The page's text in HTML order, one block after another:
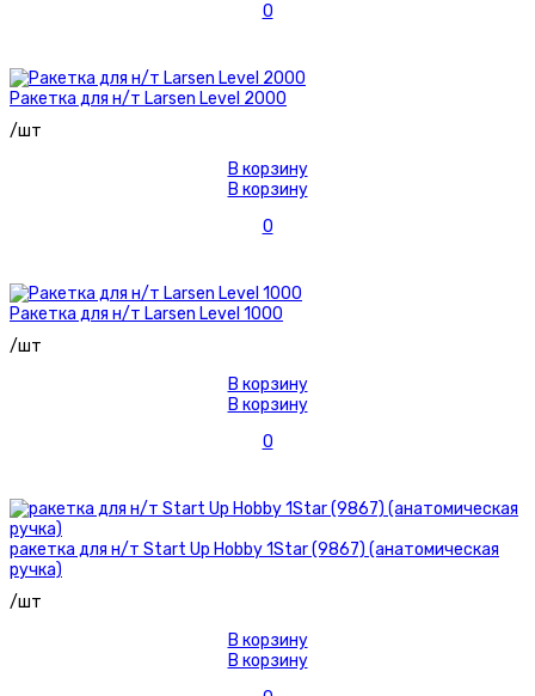
0
Ракетка для н/т Larsen Level 2000
/шт
В корзину
В корзину
0
Ракетка для н/т Larsen Level 1000
/шт
В корзину
В корзину
0
ракетка для н/т Start Up Hobby 1Star (9867) (анатомическая
ручка)
/шт
В корзину
В корзину